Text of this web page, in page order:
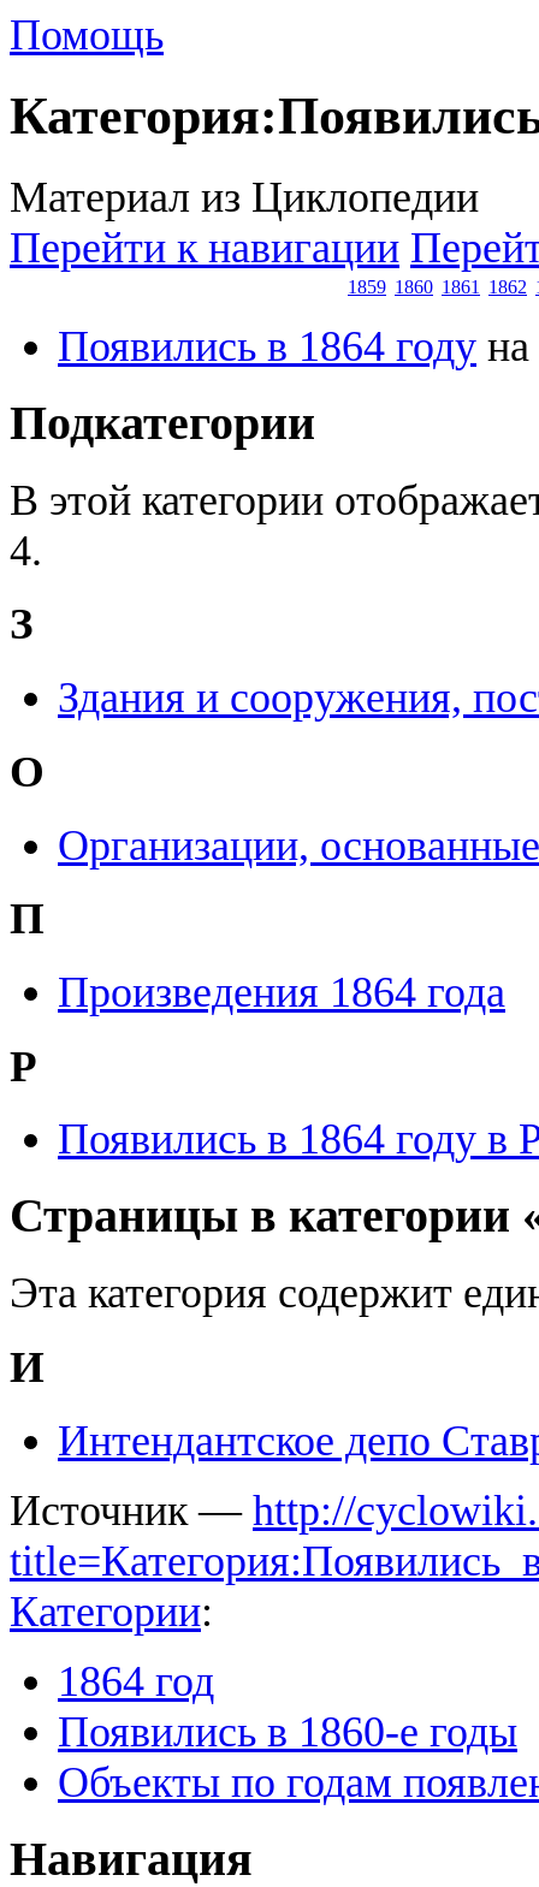
Помощь
Категория:
Материал из Циклопедии
Перейти к навигации
1859 1860 1861 1862
Появились в 1864 году на
Подкатегории
В этой категории
4.
З
Здания и сооружения,
О
Организации,
П
Произведения 1864 года
Р
Появились в 1864 году в
Страницы в категории
Эта категория содержит
И
Интендантское депо
Источник — http://
Категории:
1864 год
Появились в 1860-е годы
Объекты по годам
Навигация